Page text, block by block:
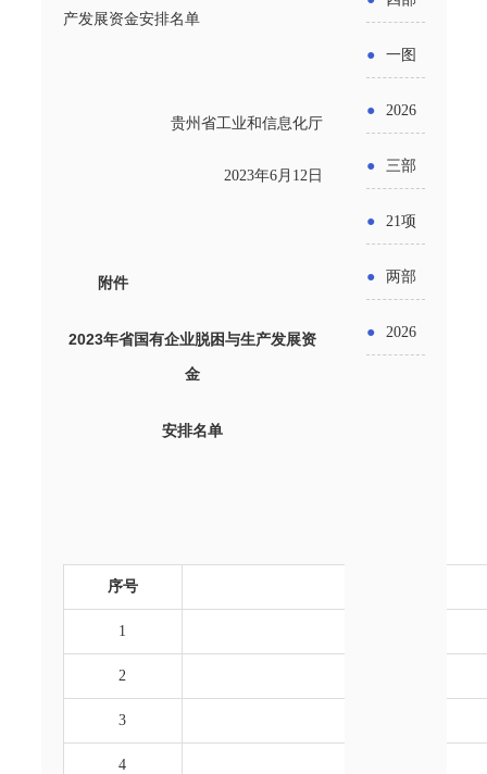
产发展资金安排名单
贵州省工业和信息化厅
2023年6月12日
附件
2023年省国有企业脱困与生产发展资
金
安排名单
序号
1
2
3
4
发布
解）
施专精
特新中
财政奖
贷款，
最高可
获1.5%
政贴息
举措激
发各类
经营主
求做好
帮扶小
额信贷
● 一图
法及其
实施条
例新变
● 2026
金投向
领域及
申报要
● 三部
五”期间
支持科
● 21项
务培育
● 两部
● 2026